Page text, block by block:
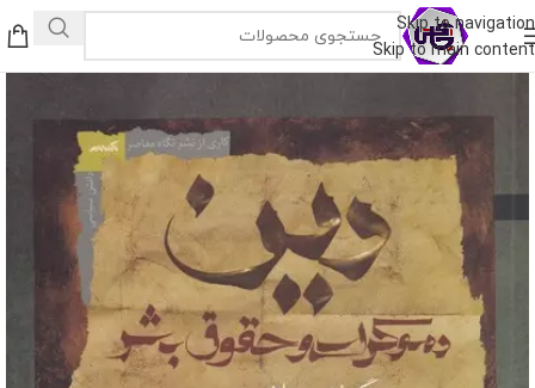
Skip to navigation
Skip to main content